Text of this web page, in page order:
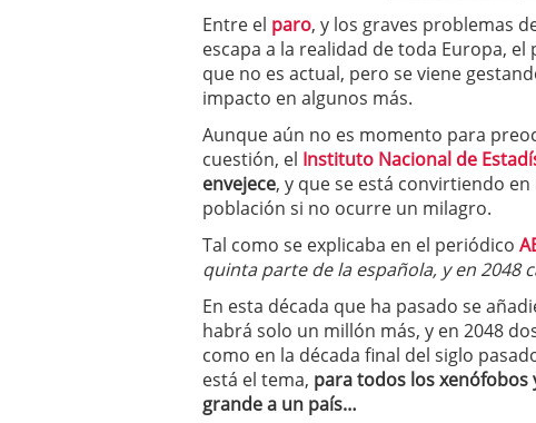
Planificar tu herencia
a los costes 21 de
¿Cuánto cuesta un software
Entre el paro, y los graves problemas
escapa a la realidad de toda Europa,
que no es actual, pero se viene
impacto en algunos más.
Aunque aún no es momento para
cuestión, el Instituto Nacional de
envejece, y que se está convirtiendo
población si no ocurre un milagro.
Tal como se explicaba en el periódico
quinta parte de la española, y en 2048
En esta década que ha pasado se
habrá solo un millón más, y en 2048
como en la década final del siglo
está el tema, para todos los
grande a un país…